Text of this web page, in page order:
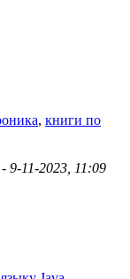
, книги по
- 9-11-2023, 11:09